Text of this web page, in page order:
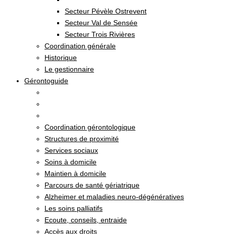
Secteur Pévèle Ostrevent
Secteur Val de Sensée
Secteur Trois Rivières
Coordination générale
Historique
Le gestionnaire
Gérontoguide
Coordination gérontologique
Structures de proximité
Services sociaux
Soins à domicile
Maintien à domicile
Parcours de santé gériatrique
Alzheimer et maladies neuro-dégénératives
Les soins palliatifs
Ecoute, conseils, entraide
Accès aux droits